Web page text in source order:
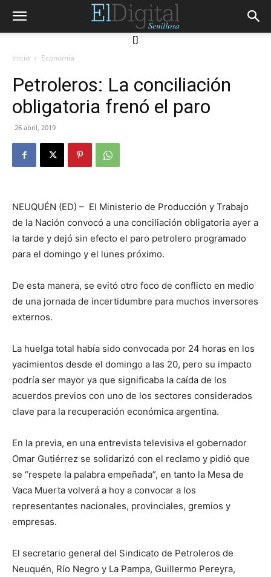
[]
Inicio Economía
Petroleros: La conciliación
obligatoria frenó el paro
26 abril, 2019
NEUQUÉN (ED) – El Ministerio de Producción y Trabajo
de la Nación convocó a una conciliación obligatoria ayer a
la tarde y dejó sin efecto el paro petrolero programado
para el domingo y el lunes próximo.
De esta manera, se evitó otro foco de conflicto en medio
de una jornada de incertidumbre para muchos inversores
externos.
La huelga total había sido convocada por 24 horas en los
yacimientos desde el domingo a las 20, pero su impacto
podría ser mayor ya que significaba la caída de los
acuerdos previos con uno de los sectores considerados
clave para la recuperación económica argentina.
En la previa, en una entrevista televisiva el gobernador
Omar Gutiérrez se solidarizó con el reclamo y pidió que
se “respete la palabra empeñada”, en tanto la Mesa de
Vaca Muerta volverá a hoy a convocar a los
representantes nacionales, provinciales, gremios y
empresas.
El secretario general del Sindicato de Petroleros de
Neuquén, Río Negro y La Pampa, Guillermo Pereyra,